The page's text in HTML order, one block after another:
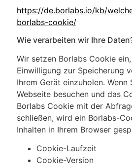
https://de.borlabs.io/kb/
borlabs-cookie/
Wie verarbeiten wir Ihre
Wir setzen Borlabs Cookie
Einwilligung zur Speicherung
Ihrem Gerät einzuholen. Wenn
Webseite besuchen und das
Borlabs Cookie mit der
schließen, wird ein Borlabs-
Inhalten in Ihrem Browser
Cookie-Laufzeit
Cookie-Version